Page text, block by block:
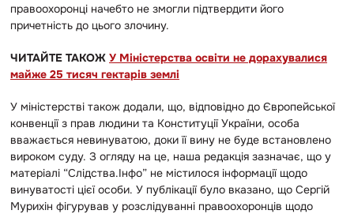
правоохоронці начебто не змогли підтвердити його
причетність до цього злочину.
ЧИТАЙТЕ ТАКОЖ У Міністерства освіти не дорахувалися
майже 25 тисяч гектарів землі
У міністерстві також додали, що, відповідно до Європейської
конвенції з прав людини та Конституції України, особа
вважається невинуватою, доки її вину не буде встановлено
вироком суду. З огляду на це, наша редакція зазначає, що у
матеріалі “Слідства.Інфо” не містилося інформації щодо
винуватості цієї особи. У публікації було вказано, що Сергій
Мурихін фігурував у розслідуванні правоохоронців щодо